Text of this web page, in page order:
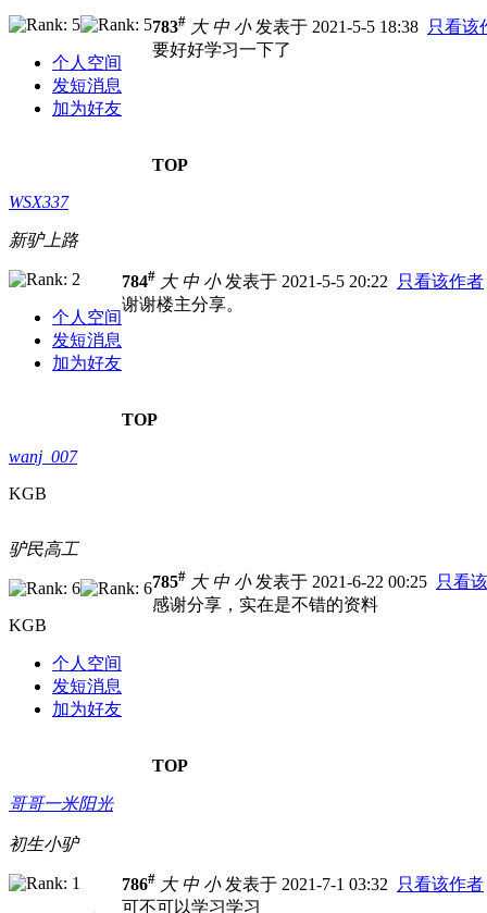
个人空间
发短消息
加为好友
783# 大 中 小发表于 2021-5-5 18:38 只看该
要好好学习一下了
TOP
WSX337
新驴上路
个人空间
发短消息
加为好友
784# 大 中 小发表于 2021-5-5 20:22
只看该作者
谢谢楼主分享。
TOP
wanj_007
KGB
驴民高工
KGB
个人空间
发短消息
加为好友
785# 大 中 小发表于 2021-6-22 00:25 只看
感谢分享，实在是不错的资料
TOP
哥哥一米阳光
初生小驴
786# 大 中 小发表于 2021-7-1 03:32
只看该作者
可不可以学习学习